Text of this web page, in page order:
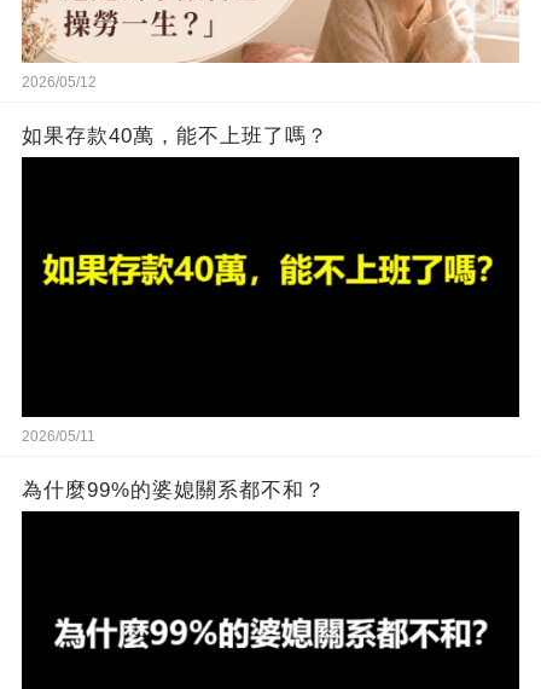
2026/05/12
如果存款40萬，能不上班了嗎？
2026/05/11
為什麼99%的婆媳關系都不和？